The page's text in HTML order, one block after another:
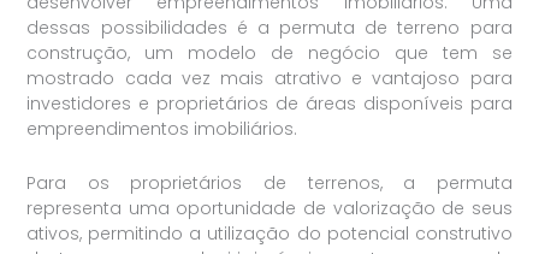
dessas possibilidades é a permuta de terreno para
construção, um modelo de negócio que tem se
mostrado cada vez mais atrativo e vantajoso para
investidores e proprietários de áreas disponíveis para
empreendimentos imobiliários.
Para os proprietários de terrenos, a permuta
representa uma oportunidade de valorização de seus
ativos, permitindo a utilização do potencial construtivo